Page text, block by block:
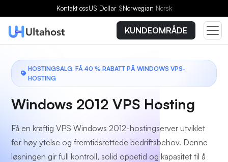
Kontakt ossUS Dollar $Norwegian Norsk
KUNDEOMRÅDE
HOSTINGSALG: FÅ 40 % RABATT PÅ WINDOWS VPS-
HOSTING
Windows 2012 VPS Hosting
Få en kraftig VPS Windows 2012-hostingserver utviklet
for høy ytelse og fremtidsrettede bedriftsbehov. Denne
løsningen gir full kontroll, solid oppetid og kapasitet til å